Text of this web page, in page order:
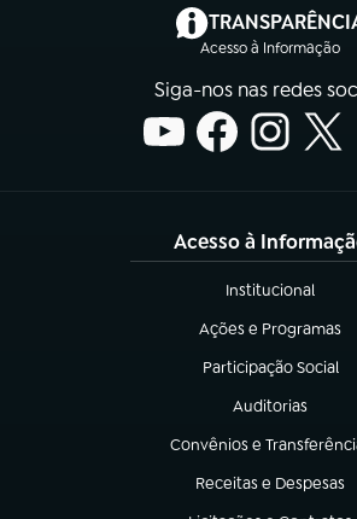
Acesso à Informação
(abre
Siga-nos nas redes
Acesso à
Institucional
(abre em nova aba)
Ações e Programas
(abre em nova aba)
Participação Social
(abre em nova aba)
Auditorias
(abre em nova
Convênios e
(abre em nova aba)
Receitas e Despesas
(abre em nova aba)